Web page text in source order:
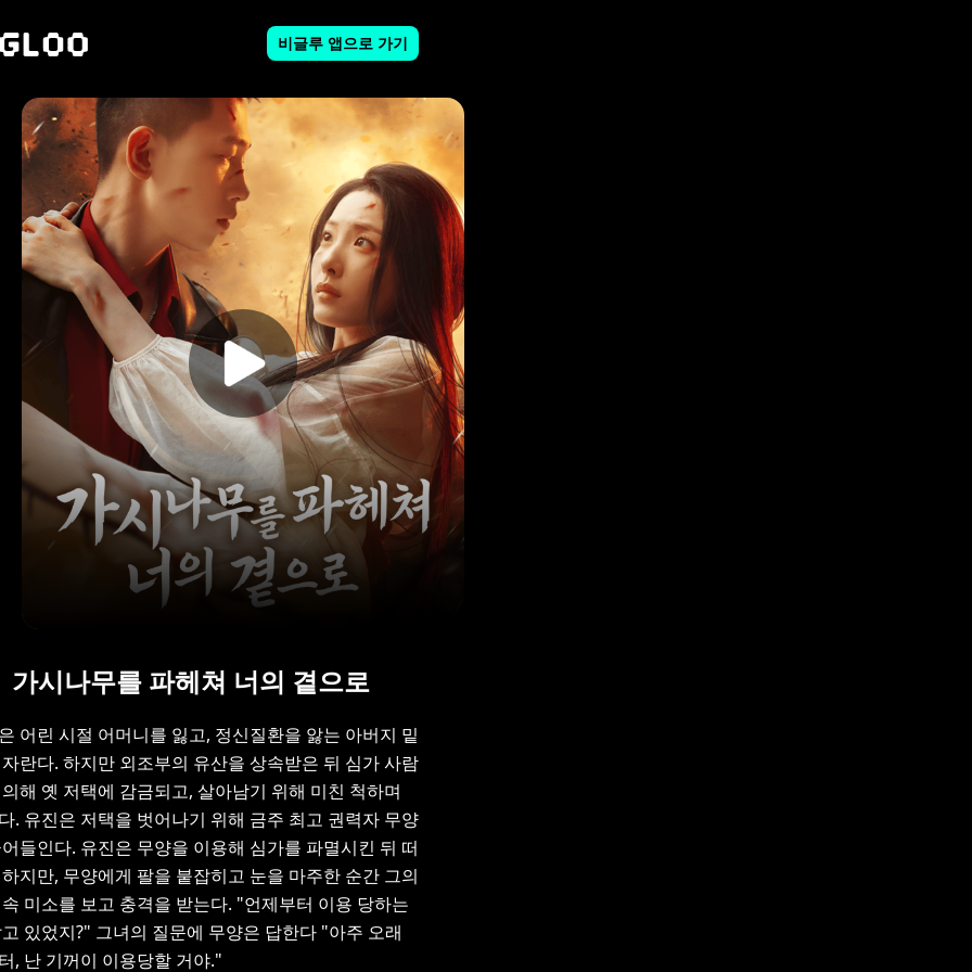
비글루 앱으로 가기
가시나무를 파헤쳐 너의 곁으로
어린 시절 어머니를 잃고, 정신질환을 앓는 아버지 밑
란다. 하지만 외조부의 유산을 상속받은 뒤 심가 사람
해 옛 저택에 감금되고, 살아남기 위해 미친 척하며
. 유진은 저택을 벗어나기 위해 금주 최고 권력자 무양
들인다. 유진은 무양을 이용해 심가를 파멸시킨 뒤 떠
지만, 무양에게 팔을 붙잡히고 눈을 마주한 순간 그의
미소를 보고 충격을 받는다. "언제부터 이용 당하는
있었지?" 그녀의 질문에 무양은 답한다 "아주 오래
, 난 기꺼이 이용당할 거야."